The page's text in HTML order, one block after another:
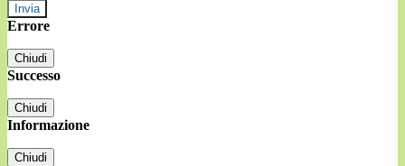
Errore
Chiudi
Successo
Chiudi
Informazione
Chiudi